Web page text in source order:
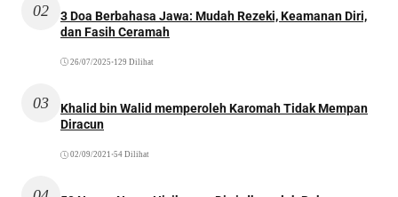
02
3 Doa Berbahasa Jawa: Mudah Rezeki, Keamanan Diri,
dan Fasih Ceramah
26/07/2025 •129 Dilihat
03
Khalid bin Walid memperoleh Karomah Tidak Mempan
Diracun
02/09/2021 •54 Dilihat